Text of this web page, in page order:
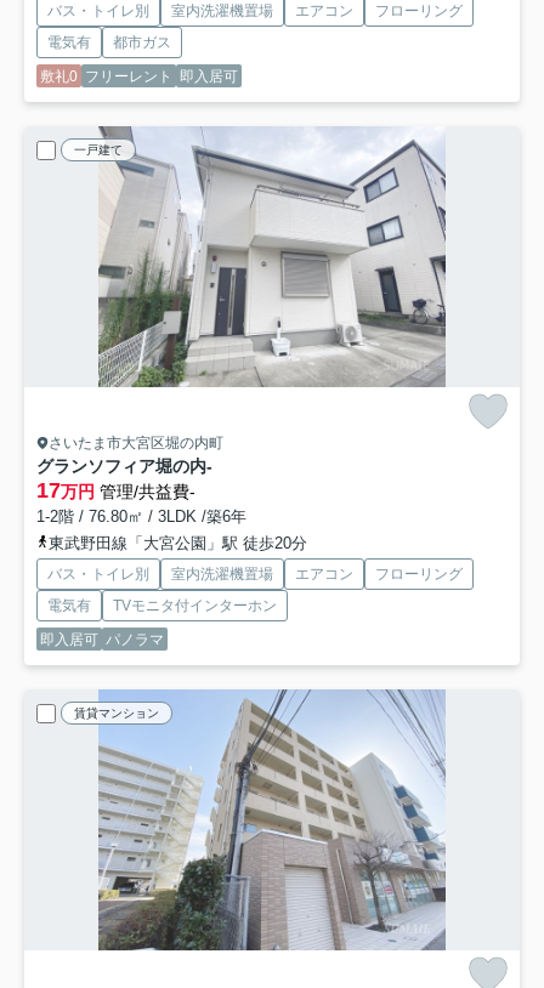
バス・トイレ別 室内洗濯機置場 エアコン
フローリング
電気有
都市ガス
敷礼0 フリーレント 即入居可
一戸建て
さいたま市大宮区堀の内町
グランソフィア堀の内-
17万円 管理/共益費-
1-2階 / 76.80㎡ / 3LDK /築6年
東武野田線「大宮公園」駅 徒歩20分
バス・トイレ別 室内洗濯機置場 エアコン
フローリング
電気有
TVモニタ付インターホン
即入居可 パノラマ
賃貸マンション